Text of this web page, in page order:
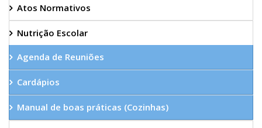
Atos Normativos
Nutrição Escolar
Agenda de Reuniões
Cardápios
Manual de boas práticas (Cozinhas)